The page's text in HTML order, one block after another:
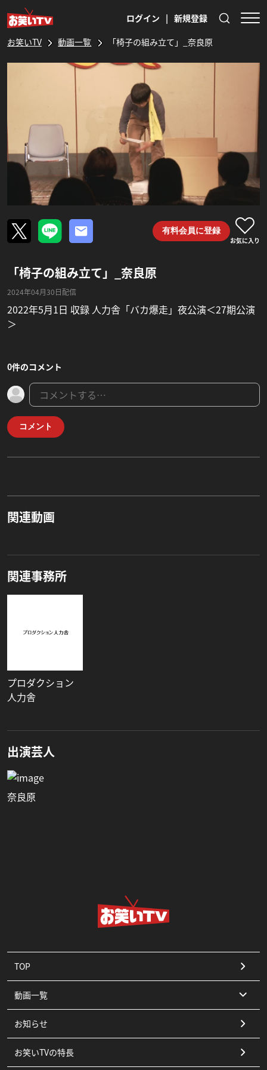
ログイン | 新規登録
お笑いTV 動画一覧 「椅子の組み立て」_奈良原
有料会員に登録
お気に入り
「椅子の組み立て」_奈良原
2024年04月30日配信
2022年5月1日 収録 人力舎「バカ爆走」夜公演＜27期公演
＞
0件のコメント
コメント
関連動画
関連事務所
プロダクション
人力舎
出演芸人
奈良原
TOP
動画一覧
コント
漫才
お知らせ
お笑いTVの特長